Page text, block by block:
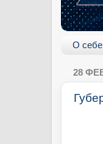
О себе
28